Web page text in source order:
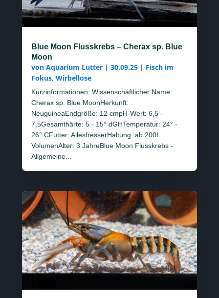
Blue Moon Flusskrebs – Cherax sp. Blue
Moon
von Aquarium Lutter| 30.09.25| Fisch im
Fokus, Wirbellose
Kurzinformationen: Wissenschaftlicher Name:
Cherax sp. Blue MoonHerkunft:
NeuguineaEndgröße: 12 cmpH-Wert: 6,5 -
7,5Gesamthärte: 5 - 15° dGHTemperatur: 24° -
26° CFutter: AllesfresserHaltung: ab 200L
VolumenAlter: 3 JahreBlue Moon Flusskrebs -
Allgemeine...